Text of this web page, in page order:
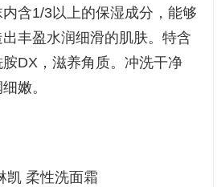
1/3以上的保湿成分，能够
丰盈水润细滑的肌肤。特含
DX，滋养角质。冲洗干净
嫩。
柔性洗面霜